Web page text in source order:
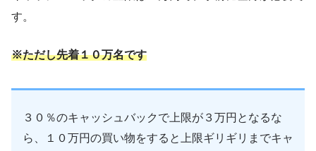
す。
※ただし先着１０万名です
３０％のキャッシュバックで上限が３万円となるな
ら、１０万円の買い物をすると上限ギリギリまでキャ